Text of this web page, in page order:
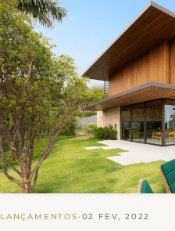
LANÇAMENTOS· 02 FEV, 2022